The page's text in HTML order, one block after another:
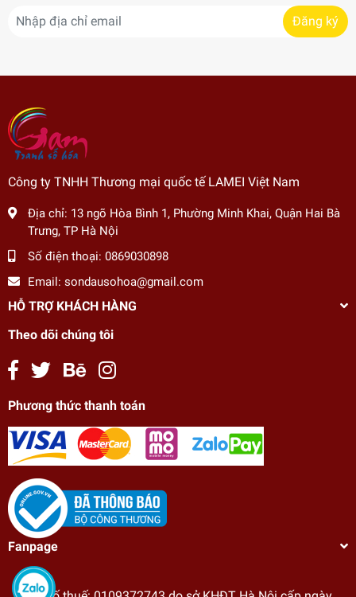
Đăng ký
Công ty TNHH Thương mại quốc tế LAMEI Việt Nam
Địa chỉ: 13 ngõ Hòa Bình 1, Phường Minh Khai, Quận Hai Bà
Trưng, TP Hà Nội
Số điện thoại: 0869030898
Email: sondausohoa@gmail.com
HỖ TRỢ KHÁCH HÀNG
Theo dõi chúng tôi
Phương thức thanh toán
Fanpage